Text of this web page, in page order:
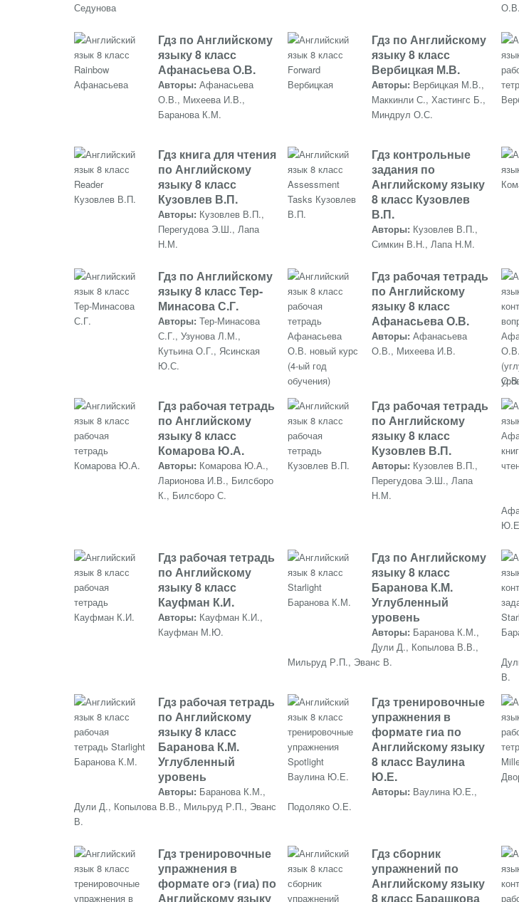
Седунова
Гдз по Английскому
языку 8 класс
Афанасьева О.В.
Авторы: Афанасьева
О.В., Михеева И.В.,
Баранова К.М.
Гдз по Английскому
языку 8 класс
Вербицкая М.В.
Авторы: Вербицкая М.В.,
Маккинли С., Хастингс Б.,
Миндрул О.С.
Гдз книга для чтения
по Английскому
языку 8 класс
Кузовлев В.П.
Авторы: Кузовлев В.П.,
Перегудова Э.Ш., Лапа
Н.М.
Гдз контрольные
задания по
Английскому языку
8 класс Кузовлев
В.П.
Авторы: Кузовлев В.П.,
Симкин В.Н., Лапа Н.М.
Гдз по Английскому
языку 8 класс Тер-
Минасова С.Г.
Авторы: Тер-Минасова
С.Г., Узунова Л.М.,
Кутьина О.Г., Ясинская
Ю.С.
Гдз рабочая тетрадь
по Английскому
языку 8 класс
Афанасьева О.В.
Авторы:Афанасьева
О.В., Михеева И.В.
Гдз рабочая тетрадь
по Английскому
языку 8 класс
Комарова Ю.А.
Авторы: Комарова Ю.А.,
Ларионова И.В., Билсборо
К., Билсборо С.
Гдз рабочая тетрадь
по Английскому
языку 8 класс
Кузовлев В.П.
Авторы: Кузовлев В.П.,
Перегудова Э.Ш., Лапа
Н.М.
Гдз рабочая тетрадь
по Английскому
языку 8 класс
Кауфман К.И.
Авторы: Кауфман К.И.,
Кауфман М.Ю.
Гдз по Английскому
языку 8 класс
Баранова К.М.
Углубленный
уровень
Авторы: Баранова К.М.,
Дули Д., Копылова В.В.,
Мильруд Р.П., Эванс В.
В.
Гдз рабочая тетрадь
по Английскому
языку 8 класс
Баранова К.М.
Углубленный
уровень
Авторы: Баранова К.М.,
Дули Д., Копылова В.В., Мильруд Р.П., Эванс
В.
Гдз тренировочные
упражнения в
формате гиа по
Английскому языку
8 класс Ваулина
Ю.Е.
Авторы: Ваулина Ю.Е.,
Подоляко О.Е.
Гдз тренировочные
упражнения в
формате огэ (гиа) по
Английскому языку
Гдз сборник
упражнений по
Английскому языку
8 класс Барашкова